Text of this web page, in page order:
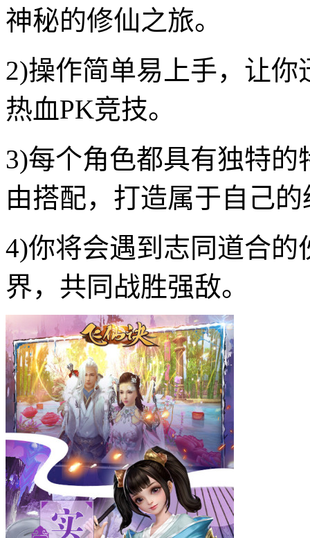
神秘的修仙之旅。
2)操作简单易上手，让
热血PK竞技。
3)每个角色都具有独特
由搭配，打造属于自己
4)你将会遇到志同道合
界，共同战胜强敌。